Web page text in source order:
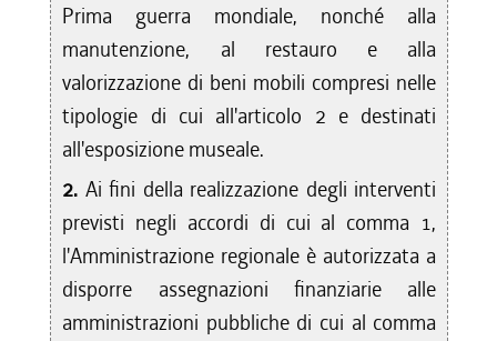
Prima guerra mondiale, nonché alla
manutenzione, al restauro e alla
valorizzazione di beni mobili compresi nelle
tipologie di cui all'articolo 2 e destinati
all'esposizione museale.
2. Ai fini della realizzazione degli interventi
previsti negli accordi di cui al comma 1,
l'Amministrazione regionale è autorizzata a
disporre assegnazioni finanziarie alle
amministrazioni pubbliche di cui al comma